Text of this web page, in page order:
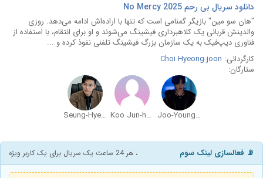
دانلود سریال بی‌ رحم No Mercy 2025
"هان سو مین" بازیگر گمنامی است که تنها با اراده‌اش ادامه می‌دهد. روزی
والدینش قربانی یک کلاهبرداری فیشینگ می‌شوند و او برای انتقام، با استفاده از
فناوری دیپ‌فیک به یک سازمان بزرگ فیشینگ تلفنی نفوذ کرده و ...
کارگردانی: Choi Hyeong-joon
ستارگان:
Joo-Young Lee
Koo Jun-hoe
Seung-Hyeon Ji
📡 فعالسازی لینک سوم ، هر 24 ساعت یک سریال برای یک کاربر ویژه